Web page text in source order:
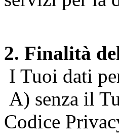
2. Finalità
I Tuoi dati
A) senza il
Codice